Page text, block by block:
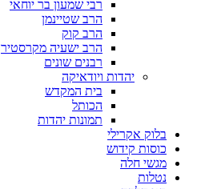
רבי שמעון בר יוחאי
הרב שטיינמן
הרב קוק
הרב ישעיה מקרסטיר
רבנים שונים
יהדות ויודאיקה
בית המקדש
הכותל
תמונות יהדות
בלוק אקרילי
כוסות קידוש
מגשי חלה
נטלות